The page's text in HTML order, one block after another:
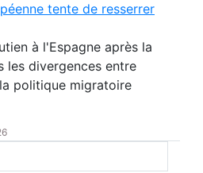
tente de resserrer
à l'Espagne après la
les divergences entre
politique migratoire